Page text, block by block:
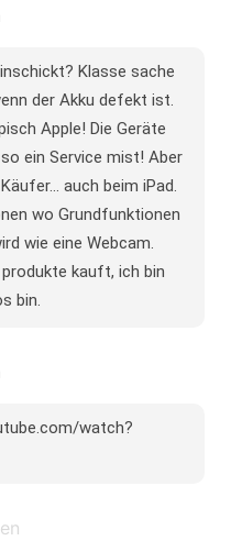
Klasse sache
der Akku defekt ist.
Apple! Die Geräte
ein Service mist! Aber
auch beim iPad.
wo Grundfunktionen
wie eine Webcam.
kauft, ich bin
bin.
watch?